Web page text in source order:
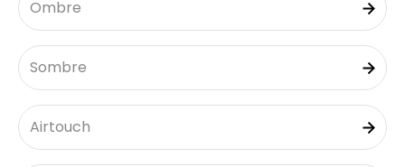
Ombre
Sombre
Airtouch